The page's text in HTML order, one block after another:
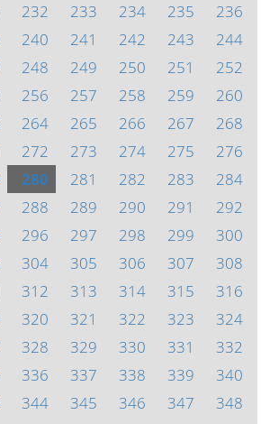
232 233 234 235
236
240 241 242 243
244
248 249 250 251
252
256 257 258 259
260
264 265 266 267
268
272 273 274 275
276
280 281 282 283
284
288 289 290 291
292
296 297 298 299
300
304 305 306 307
308
312 313 314 315
316
320 321 322 323
324
328 329 330 331
332
336 337 338 339
340
344 345 346 347
348